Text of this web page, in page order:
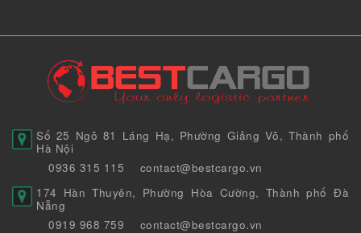
Số 25 Ngõ 81 Láng Hạ, Phường Giảng Võ, Thành phố
Hà Nội
0936 315 115
contact@bestcargo.vn
174 Hàn Thuyên, Phường Hòa Cường, Thành phố Đà
Nẵng
0919 968 759
contact@bestcargo.vn